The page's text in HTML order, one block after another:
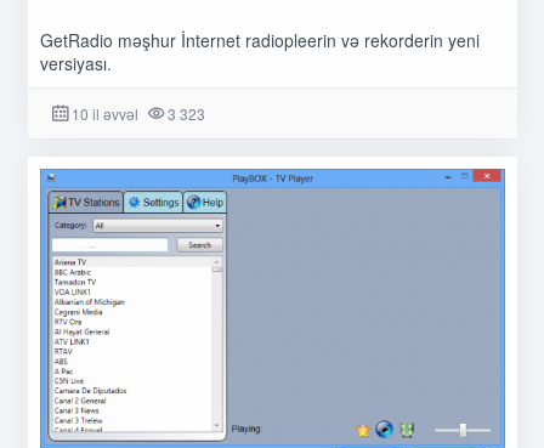
GetRadio məşhur İnternet radiopleerin və rekorderin yeni
versiyası.
10 il əvvəl 3 323